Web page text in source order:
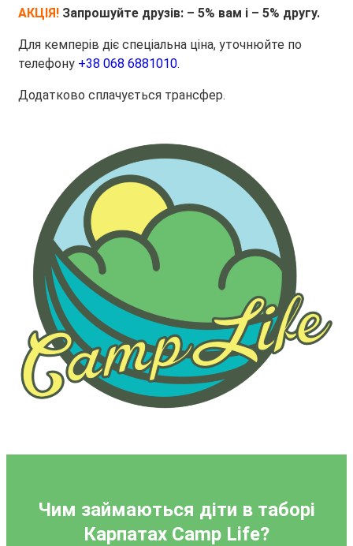
АКЦІЯ! Запрошуйте друзів: – 5% вам і – 5% другу.
Для кемперів діє спеціальна ціна, уточнюйте по
телефону +38 068 6881010.
Додатково сплачується трансфер.
Чим займаються діти в таборі
Карпатах Camp Life?